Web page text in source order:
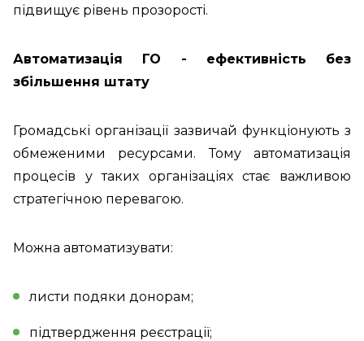
підвищує рівень прозорості.
Автоматизація ГО - ефективність без
збільшення штату
Громадські організації зазвичай функціонують з
обмеженими ресурсами. Тому автоматизація
процесів у таких організаціях стає важливою
стратегічною перевагою.
Можна автоматизувати:
листи подяки донорам;
підтвердження реєстрації;